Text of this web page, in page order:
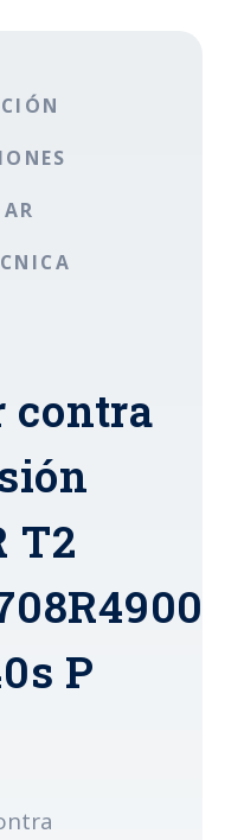
contra
T2
P